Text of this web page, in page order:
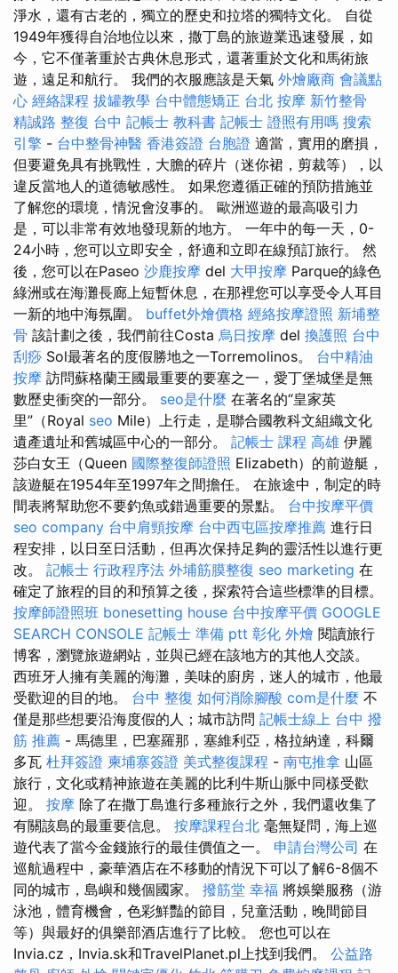
淨水，還有古老的，獨立的歷史和拉塔的獨特文化。 自從
1949年獲得自治地位以來，撒丁島的旅遊業迅速發展，如
今，它不僅著重於古典休息形式，還著重於文化和馬術旅
遊，遠足和航行。 我們的衣服應該是天氣 外燴廠商 會議點
心 經絡課程 拔罐教學 台中體態矯正 台北 按摩 新竹整骨
精誠路 整復 台中 記帳士 教科書 記帳士 證照有用嗎 搜索
引擎 - 台中整骨神醫 香港簽證 台胞證 適當，實用的磨損，
但要避免具有挑戰性，大膽的碎片（迷你裙，剪裁等），以
違反當地人的道德敏感性。 如果您遵循正確的預防措施並
了解您的環境，情況會沒事的。 歐洲巡遊的最高吸引力
是，可以非常有效地發現新的地方。 一年中的每一天，0-
24小時，您可以立即安全，舒適和立即在線預訂旅行。 然
後，您可以在Paseo 沙鹿按摩 del 大甲按摩 Parque的綠色
綠洲或在海灘長廊上短暫休息，在那裡您可以享受令人耳目
一新的地中海氛圍。 buffet外燴價格 經絡按摩證照 新埔整
骨 該計劃之後，我們前往Costa 烏日按摩 del 換護照 台中
刮痧 Sol最著名的度假勝地之一Torremolinos。 台中精油
按摩 訪問蘇格蘭王國最重要的要塞之一，愛丁堡城堡是無
數歷史衝突的一部分。 seo是什麼 在著名的“皇家英
里”（Royal seo Mile）上行走，是聯合國教科文組織文化
遺產遺址和舊城區中心的一部分。 記帳士 課程 高雄 伊麗
莎白女王（Queen 國際整復師證照 Elizabeth）的前遊艇，
該遊艇在1954年至1997年之間擔任。 在旅途中，制定的時
間表將幫助您不要釣魚或錯過重要的景點。 台中按摩平價
seo company 台中肩頸按摩 台中西屯區按摩推薦 進行日
程安排，以日至日活動，但再次保持足夠的靈活性以進行更
改。 記帳士 行政程序法 外埔筋膜整復 seo marketing 在
確定了旅程的目的和預算之後，探索符合這些標準的目標。
按摩師證照班 bonesetting house 台中按摩平價 GOOGLE
SEARCH CONSOLE 記帳士 準備 ptt 彰化 外燴 閱讀旅行
博客，瀏覽旅遊網站，並與已經在該地方的其他人交談。
西班牙人擁有美麗的海灘，美味的廚房，迷人的城市，他最
受歡迎的目的地。 台中 整復 如何消除腳酸 com是什麼 不
僅是那些想要沿海度假的人；城市訪問 記帳士線上 台中 撥
筋 推薦 - 馬德里，巴塞羅那，塞維利亞，格拉納達，科爾
多瓦 杜拜簽證 柬埔寨簽證 美式整復課程 - 南屯推拿 山區
旅行，文化或精神旅遊在美麗的比利牛斯山脈中同樣受歡
迎。 按摩 除了在撒丁島進行多種旅行之外，我們還收集了
有關該島的最重要信息。 按摩課程台北 毫無疑問，海上巡
遊代表了當今金錢旅行的最佳價值之一。 申請台灣公司 在
巡航過程中，豪華酒店在不移動的情況下可以了解6-8個不
同的城市，島嶼和幾個國家。 撥筋堂 幸福 將娛樂服務（游
泳池，體育機會，色彩鮮豔的節目，兒童活動，晚間節目
等）與最好的俱樂部酒店進行了比較。 您也可以在
Invia.cz，Invia.sk和TravelPlanet.pl上找到我們。 公益路